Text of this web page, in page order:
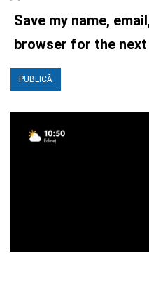
Save my name,
browser for the